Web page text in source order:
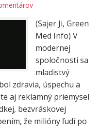
(Sajer Ji, Green
Med Info) V
modernej
spoločnosti sa
mladistvý
zdravia, úspechu a
aj reklamný priemysel
bezvráskovej
že milióny ľudí po